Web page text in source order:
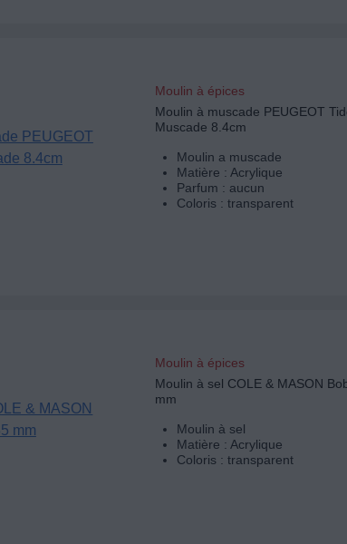
Moulin à épices
Moulin à muscade PEUGEOT
Muscade 8.4cm
Moulin a muscade
Matière : Acrylique
Parfum : aucun
Coloris : transparent
Moulin à épices
Moulin à sel COLE & MASON
mm
Moulin à sel
Matière : Acrylique
Coloris : transparent